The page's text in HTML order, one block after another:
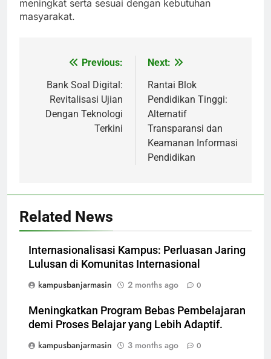
meningkat serta sesuai dengan kebutuhan
masyarakat.
navigation
Previous:
Bank Soal Digital:
Revitalisasi Ujian
Dengan Teknologi
Terkini
Next:
Rantai Blok
Pendidikan Tinggi:
Alternatif
Transparansi dan
Keamanan Informasi
Pendidikan
Related News
Internasionalisasi Kampus: Perluasan Jaring
Lulusan di Komunitas Internasional
kampusbanjarmasin
2 months ago 0
Meningkatkan Program Bebas Pembelajaran
demi Proses Belajar yang Lebih Adaptif.
kampusbanjarmasin
3 months ago 0